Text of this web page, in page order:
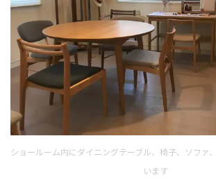
ショールーム内にダイニングテーブル、椅子、ソファ
います